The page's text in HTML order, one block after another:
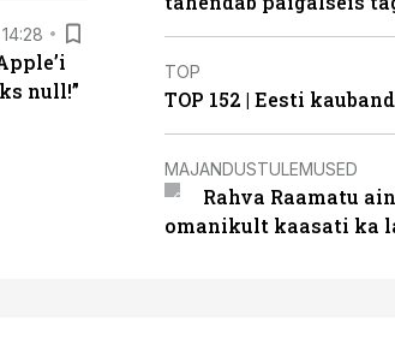
null!”
TOP
TOP 152 | Eesti
MAJANDUSTULEMUSED
Rahva Raamatu
omanikult kaasati ka